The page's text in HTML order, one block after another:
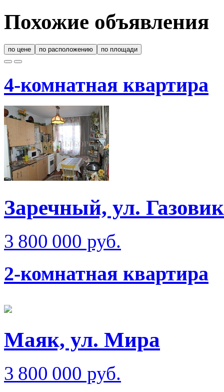
Похожие объявления
по цене по расположению по площади
4-комнатная квартира
Заречный, ул.
3 800 000 руб.
2-комнатная квартира
Маяк, ул. Мира
3 800 000 руб.